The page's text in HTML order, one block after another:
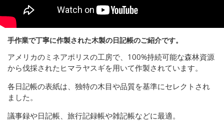
手作業で丁寧に作製された木製の日記帳のご紹介です。
アメリカのミネアポリスの工房で、100%持続可能な森林資源
から伐採されたヒマラヤスギを用いて作製されています。
各日記帳の表紙は、独特の木目や品質を基準にセレクトされ
ました。
議事録や日記帳、旅行記録帳や雑記帳などに最適。